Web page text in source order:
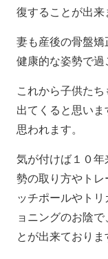
復することが出来
妻も産後の骨盤
健康的な姿勢で過
これから子供た
出てくると思い
思われます。
気が付けば１０
勢の取り方やトレ
ッチポールやト
ョニングのお陰
とが出来ておりま